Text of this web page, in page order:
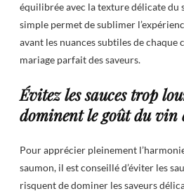
équilibrée avec la texture délicate du
simple permet de sublimer
avant les nuances subtiles de chaque
mariage parfait des saveurs.
Évitez les sauces trop
dominent le goût du vin
Pour apprécier pleinement
saumon, il est conseillé d’éviter les
risquent de dominer les saveurs